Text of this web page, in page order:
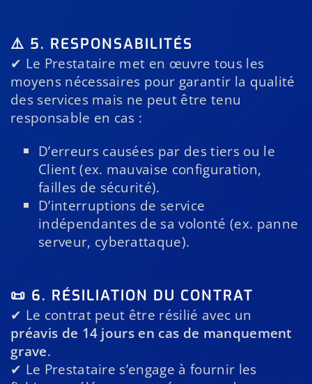
⚠️ 5. RESPONSABILITÉS
✔ Le Prestataire met en œuvre tous les
moyens nécessaires pour garantir la qualité
des services mais ne peut être tenu
responsable en cas :
D’erreurs causées par des tiers ou le
Client (ex. mauvaise configuration,
failles de sécurité).
D’interruptions de service
indépendantes de sa volonté (ex. panne
serveur, cyberattaque).
📜 6. RÉSILIATION DU CONTRAT
✔ Le contrat peut être résilié avec un
préavis de 14 jours en cas de manquement
grave.
✔ Le Prestataire s’engage à fournir les